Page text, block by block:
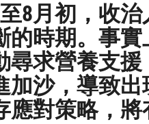
8月初，收
的時期。事
尋求營養支
加沙，導致
應對策略，